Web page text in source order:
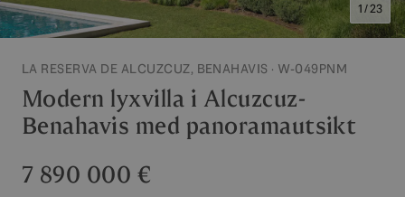
1 / 23
LA RESERVA DE ALCUZCUZ, BENAHAVIS · W-049PNM
Modern lyxvilla i Alcuzcuz-
Benahavis med panoramautsikt
7 890 000 €